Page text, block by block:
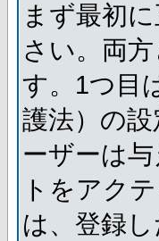
まず最初
さい。両
す。1つ目
護法）の
ーザーは
トをアク
は、登録